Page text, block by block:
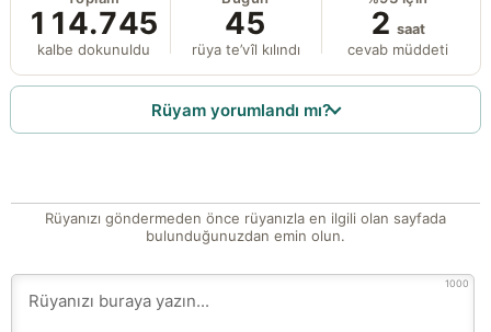
114.745
kalbe dokunuldu
45
rüya te’vîl kılındı
2 saat
cevab müddeti
Rüyam yorumlandı mı?
Rüyanızı göndermeden önce rüyanızla en ilgili olan sayfada
bulunduğunuzdan emin olun.
1000